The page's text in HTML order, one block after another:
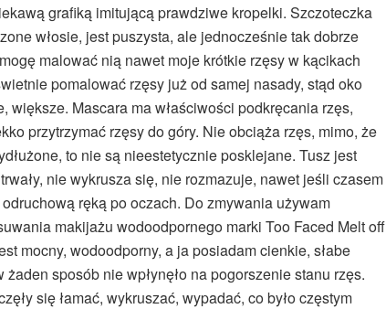
grafiką imitującą prawdziwe kropelki. Szczoteczka
włosie, jest puszysta, ale jednocześnie tak dobrze
malować nią nawet moje krótkie rzęsy w kącikach
pomalować rzęsy już od samej nasady, stąd oko
większe. Mascara ma właściwości podkręcania rzęs,
przytrzymać rzęsy do góry. Nie obciąża rzęs, mimo, że
to nie są nieestetycznie posklejane. Tusz jest
nie wykrusza się, nie rozmazuje, nawet jeśli czasem
ręką po oczach. Do zmywania używam
makijażu wodoodpornego marki Too Faced Melt off
mocny, wodoodporny, a ja posiadam cienkie, słabe
sposób nie wpłynęło na pogorszenie stanu rzęs.
się łamać, wykruszać, wypadać, co było częstym